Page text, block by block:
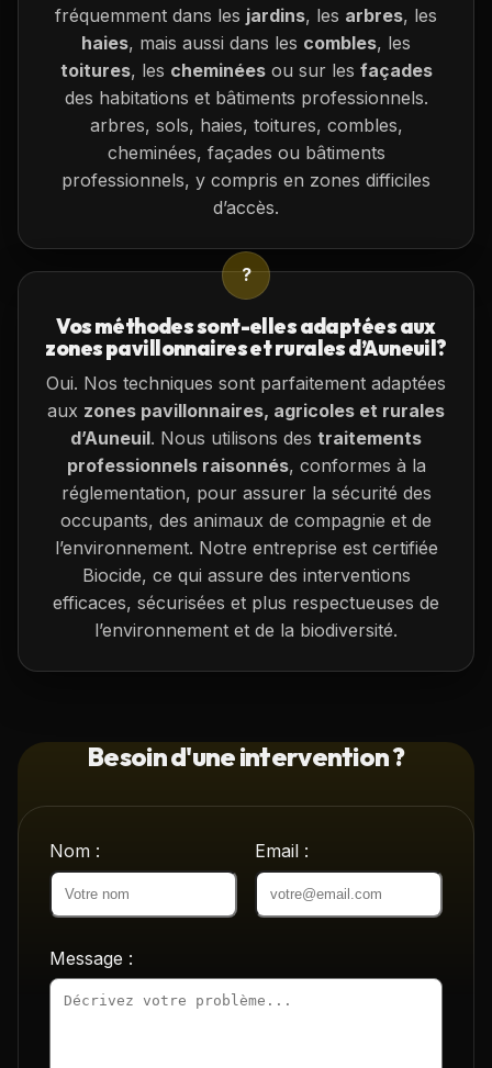
fréquemment dans les jardins, les arbres, les
haies, mais aussi dans les combles, les
toitures, les cheminéesou sur les façades
des habitations et bâtiments professionnels.
arbres, sols, haies, toitures, combles,
cheminées, façades ou bâtiments
professionnels, y compris en zones difficiles
d’accès.
?
Vos méthodes sont-elles adaptées aux
zones pavillonnaires et rurales d’Auneuil?
Oui. Nos techniques sont parfaitement adaptées
aux zones pavillonnaires, agricoles et rurales
d’Auneuil. Nous utilisons des traitements
professionnels raisonnés, conformes à la
réglementation, pour assurer la sécurité des
occupants, des animaux de compagnie et de
l’environnement. Notre entreprise est certifiée
Biocide, ce qui assure des interventions
efficaces, sécurisées et plus respectueuses de
l’environnement et de la biodiversité.
Besoin d'une intervention ?
Nom : Email :
Message :